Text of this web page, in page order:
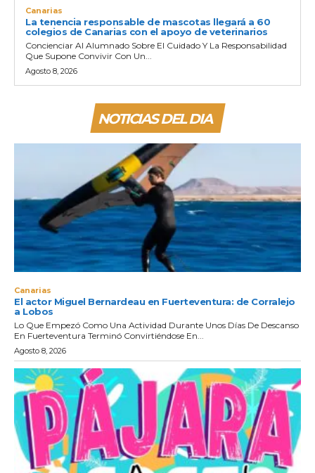
Canarias
La tenencia responsable de mascotas llegará a 60
colegios de Canarias con el apoyo de veterinarios
Concienciar Al Alumnado Sobre El Cuidado Y La Responsabilidad
Que Supone Convivir Con Un...
Agosto 8, 2026
NOTICIAS DEL DIA
Canarias
El actor Miguel Bernardeau en Fuerteventura: de Corralejo
a Lobos
Lo Que Empezó Como Una Actividad Durante Unos Días De Descanso
En Fuerteventura Terminó Convirtiéndose En...
Agosto 8, 2026